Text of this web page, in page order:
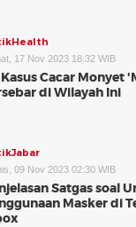
17 Nov 2023 18:32 WIB
Cacar Monyet
di Wilayah Ini
09 Nov 2023 02:30 WIB
Satgas soal
Masker di